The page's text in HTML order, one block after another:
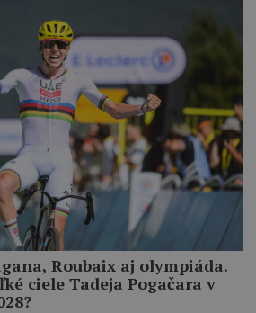
Roubaix aj olympiáda.
ciele Tadeja Pogačara v